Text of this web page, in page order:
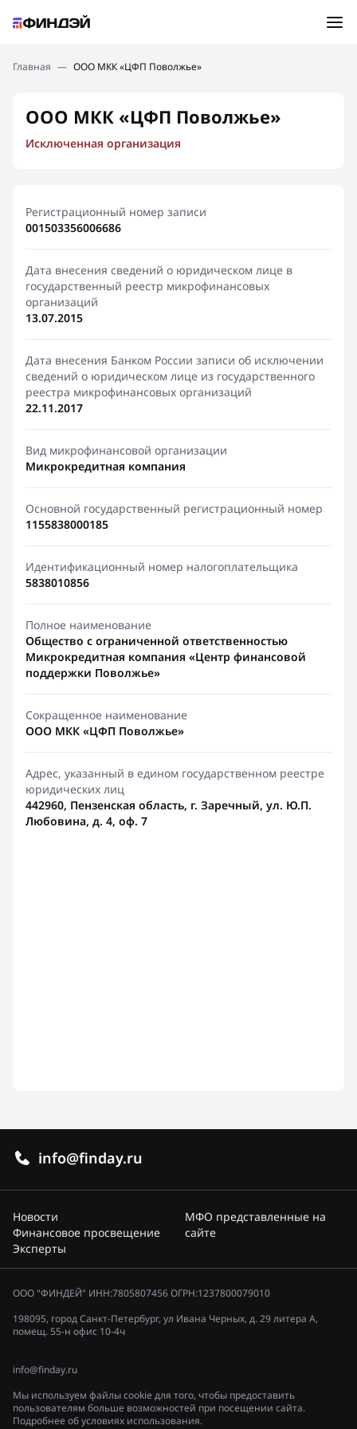
Подбор займа
Новости
Финансовое просвещение
Главная — ООО МКК «ЦФП Поволжье»
ООО МКК «ЦФП Поволжье»
Исключенная организация
Регистрационный номер записи
001503356006686
Дата внесения сведений о юридическом лице в
государственный реестр микрофинансовых
организаций
13.07.2015
Дата внесения Банком России записи об исключении
сведений о юридическом лице из государственного
реестра микрофинансовых организаций
22.11.2017
Вид микрофинансовой организации
Микрокредитная компания
Основной государственный регистрационный номер
1155838000185
Идентификационный номер налогоплательщика
5838010856
Полное наименование
Общество с ограниченной ответственностью
Микрокредитная компания «Центр финансовой
поддержки Поволжье»
Сокращенное наименование
ООО МКК «ЦФП Поволжье»
Адрес, указанный в едином государственном реестре
юридических лиц
442960, Пензенская область, г. Заречный, ул. Ю.П.
Любовина, д. 4, оф. 7
info@finday.ru
Новости
Финансовое просвещение
Эксперты
МФО представленные на
сайте
ООО "ФИНДЕЙ" ИНН:7805807456 ОГРН:1237800079010
198095, город Санкт-Петербург, ул Ивана Черных, д. 29 литера А,
помещ. 55-н офис 10-4ч
info@finday.ru
Мы используем файлы cookie для того, чтобы предоставить
пользователям больше возможностей при посещении сайта.
Подробнее об условиях использования.
Ошибка:Контактная форма не найдена.
Спасибо, что написали нам
Мы свяжемся с Вами в ближайшее время и сообщим
результат
Отправить новый запрос